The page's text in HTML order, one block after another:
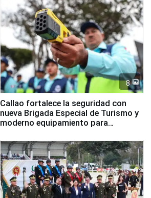
8
Callao fortalece la seguridad con
nueva Brigada Especial de Turismo y
moderno equipamiento para